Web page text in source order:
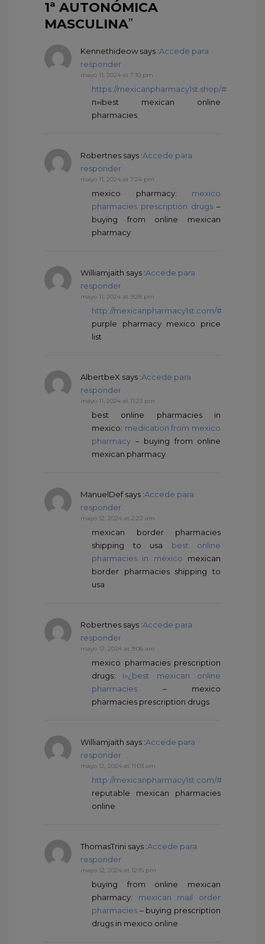
1ª AUTONÓMICA
MASCULINA”
Kennethideow says :Accede para
responder
mayo 11, 2024 at 7:10 pm
https://mexicanpharmacy1st.shop/#
п»їbest mexican online
pharmacies
Robertnes says :Accede para
responder
mayo 11, 2024 at 7:24 pm
mexico pharmacy: mexico
pharmacies prescription drugs –
buying from online mexican
pharmacy
Williamjaith says :Accede para
responder
mayo 11, 2024 at 9:28 pm
http://mexicanpharmacy1st.com/#
purple pharmacy mexico price
list
AlbertbeX says :Accede para
responder
mayo 11, 2024 at 11:23 pm
best online pharmacies in
mexico: medication from mexico
pharmacy – buying from online
mexican pharmacy
ManuelDefsays :Accede para
responder
mayo 12, 2024 at 2:22 am
mexican border pharmacies
shipping to usa best online
pharmacies in mexico mexican
border pharmacies shipping to
usa
Robertnes says :Accede para
responder
mayo 12, 2024 at 9:06 am
mexico pharmacies prescription
drugs:ï»¿best mexican online
pharmacies – mexico
pharmacies prescription drugs
Williamjaith says :Accede para
responder
mayo 12, 2024 at 11:03 am
http://mexicanpharmacy1st.com/#
reputable mexican pharmacies
online
ThomasTrini says :Accede para
responder
mayo 12, 2024 at 12:15 pm
buying from online mexican
pharmacy: mexican mail order
pharmacies – buying prescription
drugs in mexico online